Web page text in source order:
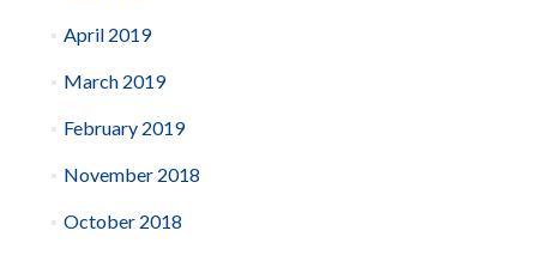
April 2019
March 2019
February 2019
November 2018
October 2018